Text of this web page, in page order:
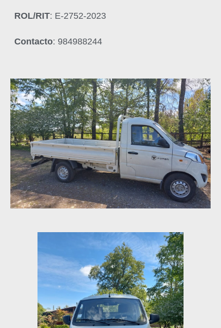
ROL/RIT: E-2752-2023
Contacto: 984988244